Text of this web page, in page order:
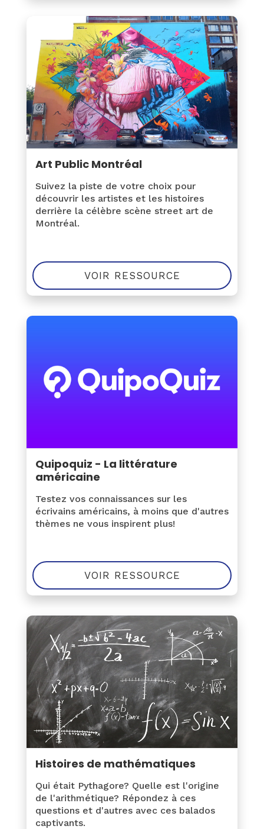
Art Public Montréal
Suivez la piste de votre choix pour
découvrir les artistes et les histoires
derrière la célèbre scène street art de
Montréal.
VOIR RESSOURCE
Quipoquiz - La littérature
américaine
Testez vos connaissances sur les
écrivains américains, à moins que d'autres
thèmes ne vous inspirent plus!
VOIR RESSOURCE
Histoires de mathématiques
Qui était Pythagore? Quelle est l'origine
de l'arithmétique? Répondez à ces
questions et d'autres avec ces balados
captivants.